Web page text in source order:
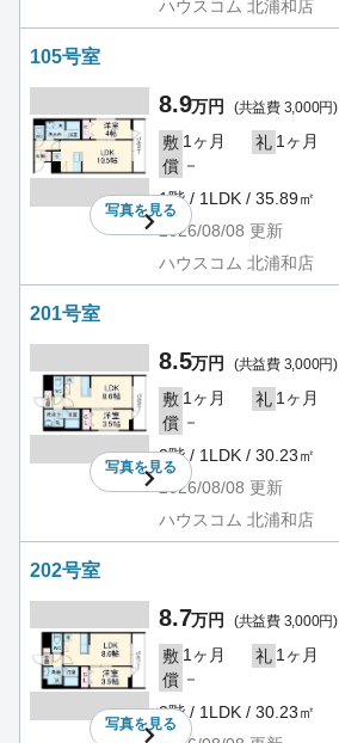
ハウスコム 北浦和店
105号室
写真を見る
8.9万円 (共益費 3,000円)
敷 1ヶ月 礼 1ヶ月
償 －
1階 / 1LDK / 35.89㎡
2026/08/08 更新
ハウスコム 北浦和店
201号室
写真を見る
8.5万円 (共益費 3,000円)
敷 1ヶ月 礼 1ヶ月
償 －
2階 / 1LDK / 30.23㎡
2026/08/08 更新
ハウスコム 北浦和店
202号室
写真を見る
8.7万円 (共益費 3,000円)
敷 1ヶ月 礼 1ヶ月
償 －
2階 / 1LDK / 30.23㎡